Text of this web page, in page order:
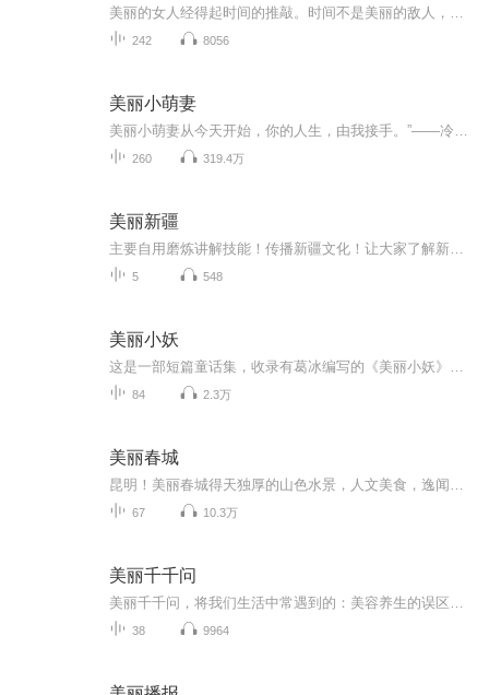
242 8056
美丽小萌妻
260 319.4万
美丽新疆
5 548
美丽小妖
84 2.3万
美丽春城
67 10.3万
美丽千千问
38 9964